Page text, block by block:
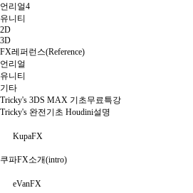
언리얼4
유니티
2D
3D
FX레퍼런스(Reference)
언리얼
유니티
기타
Tricky's 3DS MAX 기초무료특강
Tricky's 완전기초 Houdini설명
KupaFX
쿠파FX소개(intro)
eVanFX